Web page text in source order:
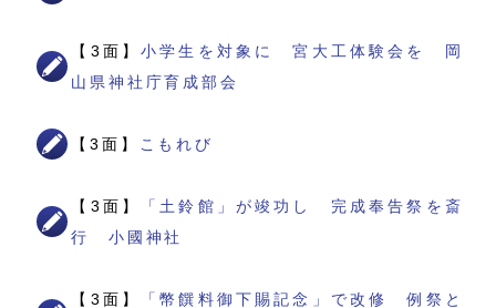
【3面】小学生を対象に 宮大工体験会を 岡
山県神社庁育成部会
【3面】 こもれび
【3面】
「土鈴館」が竣功し 完成奉告祭を斎
行 小國神社
【3面】
「幣饌料御下賜記念」で改修 例祭と